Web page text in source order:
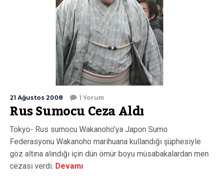
21 Ağustos 2008 1 Yorum
Rus Sumocu Ceza Aldı
Tokyo- Rus sumocu Wakanoho’ya Japon Sumo
Federasyonu Wakanoho marihuana kullandığı şüphesiyle
göz altına alındığı için dün ömür boyu müsabakalardan men
cezası verdi. Devamı